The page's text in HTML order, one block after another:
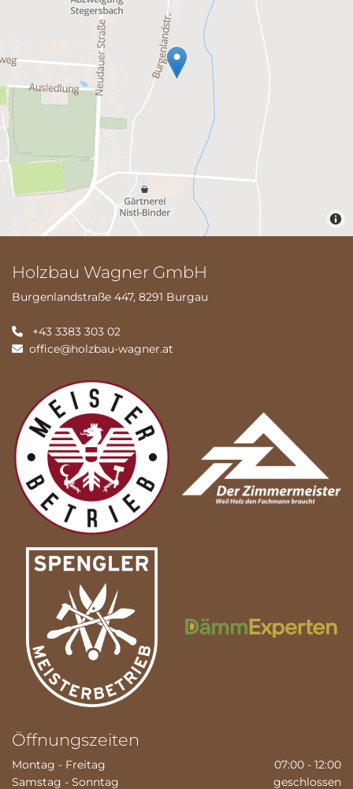
Holzbau Wagner GmbH
Burgenlandstraße 447, 8291 Burgau
 +43 3383 303 02
 office@holzbau-wagner.at
Öffnungszeiten
Montag - Freitag
07:00 - 12:00
Samstag - Sonntag
geschlossen